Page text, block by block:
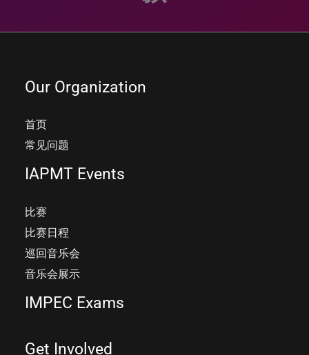
Our Organization
首页
常见问题
IAPMT Events
比赛
比赛日程
巡回音乐会
音乐会展示
IMPEC Exams
Get Involved